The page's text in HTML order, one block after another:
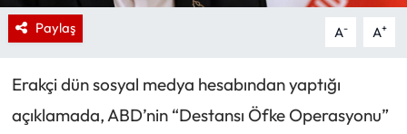
Paylaş A- A+
Erakçi dün sosyal medya hesabından yaptığı
açıklamada, ABD’nin “Destansı Öfke Operasyonu”